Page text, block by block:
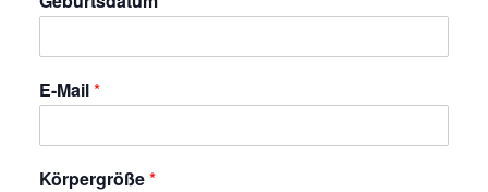
E-Mail*
Körpergröße*